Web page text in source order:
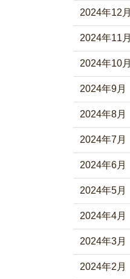
2024年12月
2024年11月
2024年10月
2024年9月
2024年8月
2024年7月
2024年6月
2024年5月
2024年4月
2024年3月
2024年2月